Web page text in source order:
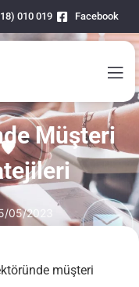
010 019 Facebook
Müşteri
05/2023
müşteri